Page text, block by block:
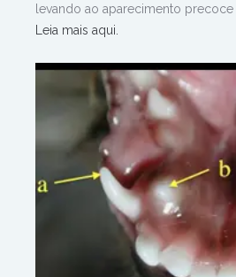
levando ao aparecimento precoce
Leia mais aqui.